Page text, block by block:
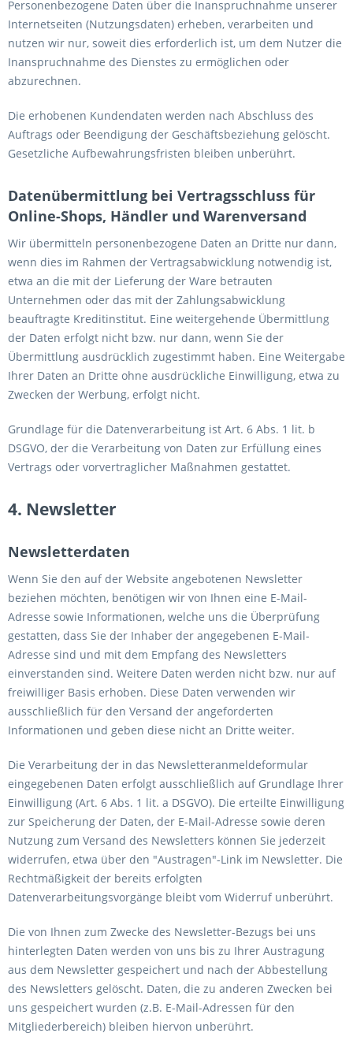
Personenbezogene Daten über die Inanspruchnahme unserer
Internetseiten (Nutzungsdaten) erheben, verarbeiten und
nutzen wir nur, soweit dies erforderlich ist, um dem Nutzer die
Inanspruchnahme des Dienstes zu ermöglichen oder
abzurechnen.
Die erhobenen Kundendaten werden nach Abschluss des
Auftrags oder Beendigung der Geschäftsbeziehung gelöscht.
Gesetzliche Aufbewahrungsfristen bleiben unberührt.
Datenübermittlung bei Vertragsschluss für
Online-Shops, Händler und Warenversand
Wir übermitteln personenbezogene Daten an Dritte nur dann,
wenn dies im Rahmen der Vertragsabwicklung notwendig ist,
etwa an die mit der Lieferung der Ware betrauten
Unternehmen oder das mit der Zahlungsabwicklung
beauftragte Kreditinstitut. Eine weitergehende Übermittlung
der Daten erfolgt nicht bzw. nur dann, wenn Sie der
Übermittlung ausdrücklich zugestimmt haben. Eine Weitergabe
Ihrer Daten an Dritte ohne ausdrückliche Einwilligung, etwa zu
Zwecken der Werbung, erfolgt nicht.
Grundlage für die Datenverarbeitung ist Art. 6 Abs. 1 lit. b
DSGVO, der die Verarbeitung von Daten zur Erfüllung eines
Vertrags oder vorvertraglicher Maßnahmen gestattet.
4. Newsletter
Newsletterdaten
Wenn Sie den auf der Website angebotenen Newsletter
beziehen möchten, benötigen wir von Ihnen eine E-Mail-
Adresse sowie Informationen, welche uns die Überprüfung
gestatten, dass Sie der Inhaber der angegebenen E-Mail-
Adresse sind und mit dem Empfang des Newsletters
einverstanden sind. Weitere Daten werden nicht bzw. nur auf
freiwilliger Basis erhoben. Diese Daten verwenden wir
ausschließlich für den Versand der angeforderten
Informationen und geben diese nicht an Dritte weiter.
Die Verarbeitung der in das Newsletteranmeldeformular
eingegebenen Daten erfolgt ausschließlich auf Grundlage Ihrer
Einwilligung (Art. 6 Abs. 1 lit. a DSGVO). Die erteilte Einwilligung
zur Speicherung der Daten, der E-Mail-Adresse sowie deren
Nutzung zum Versand des Newsletters können Sie jederzeit
widerrufen, etwa über den "Austragen"-Link im Newsletter. Die
Rechtmäßigkeit der bereits erfolgten
Datenverarbeitungsvorgänge bleibt vom Widerruf unberührt.
Die von Ihnen zum Zwecke des Newsletter-Bezugs bei uns
hinterlegten Daten werden von uns bis zu Ihrer Austragung
aus dem Newsletter gespeichert und nach der Abbestellung
des Newsletters gelöscht. Daten, die zu anderen Zwecken bei
uns gespeichert wurden (z.B. E-Mail-Adressen für den
Mitgliederbereich) bleiben hiervon unberührt.